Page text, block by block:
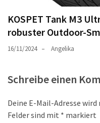
KOSPET Tank M3
robuster Outdoor-
16/11/2024 Angelika
Schreibe einen
Deine E-Mail-Adresse
Felder sind mit * markiert